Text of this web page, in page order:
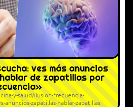
ves más anuncios
de zapatillas por
y-salud/ilusion-frecuencia-
anuncios-zapatillas-hablar-zapatillas